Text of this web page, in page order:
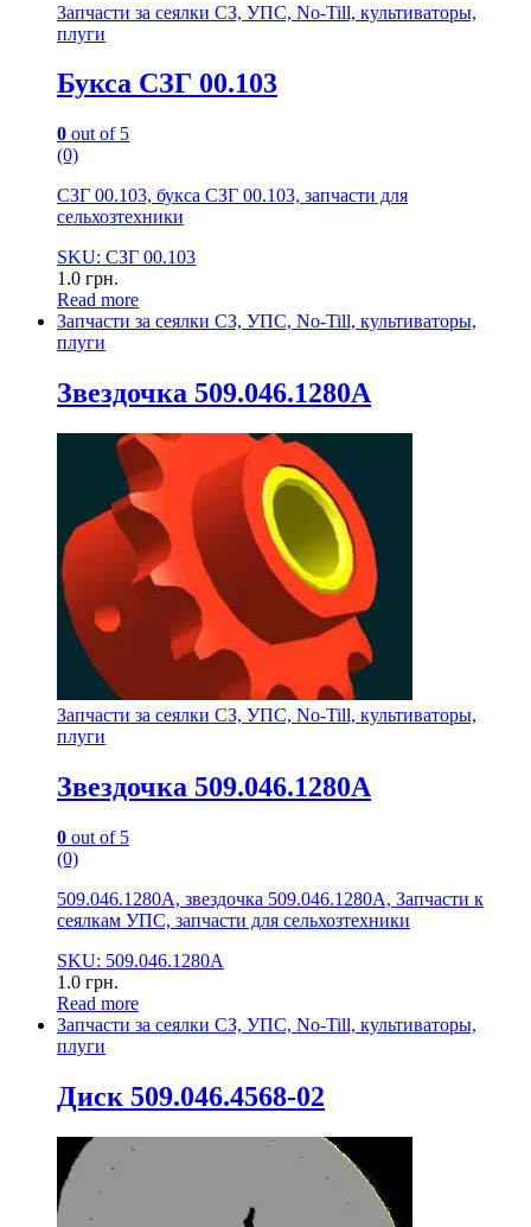
Запчасти за сеялки СЗ, УПС, No-Till, культиваторы,
плуги
Букса СЗГ 00.103
0 out of 5
(0)
СЗГ 00.103, букса СЗГ 00.103, запчасти для
сельхозтехники
SKU: СЗГ 00.103
1.0 грн.
Read more
Запчасти за сеялки СЗ, УПС, No-Till, культиваторы,
плуги
Звездочка 509.046.1280А
Запчасти за сеялки СЗ, УПС, No-Till, культиваторы,
плуги
Звездочка 509.046.1280А
0 out of 5
(0)
509.046.1280А, звездочка 509.046.1280А, Запчасти к
сеялкам УПС, запчасти для сельхозтехники
SKU: 509.046.1280А
1.0 грн.
Read more
Запчасти за сеялки СЗ, УПС, No-Till, культиваторы,
плуги
Диск 509.046.4568-02